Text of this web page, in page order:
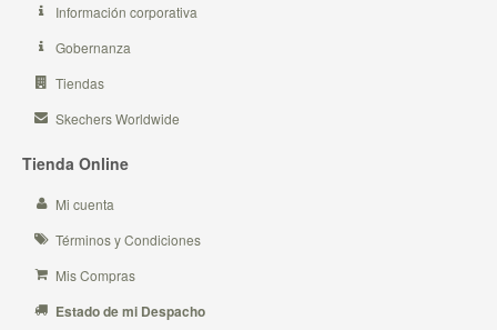
Información corporativa
Gobernanza
Tiendas
Skechers Worldwide
Tienda Online
Mi cuenta
Términos y Condiciones
Mis Compras
Estado de mi Despacho